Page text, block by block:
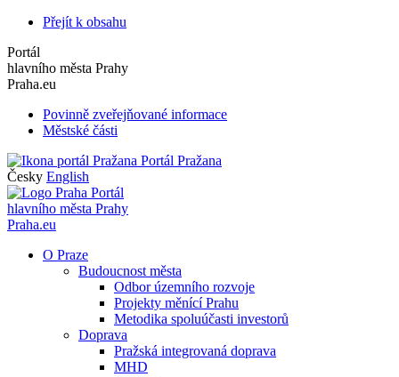
Přejít k obsahu
Portál
hlavního města Prahy
Praha.eu
Povinně zveřejňované informace
Městské části
Portál Pražana
Česky English
Portál
hlavního města Prahy
Praha.eu
O Praze
Budoucnost města
Odbor územního rozvoje
Projekty měnící Prahu
Metodika spoluúčasti investorů
Doprava
Pražská integrovaná doprava
MHD